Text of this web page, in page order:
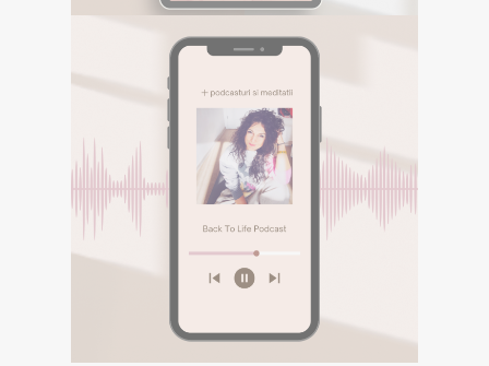
E-BOOK GRATUIT
Descarca aici eBookul gratuit care sper sa te
inspire in Calatoria ta.
PODCASTURI SI
MEDITATII
Descopera podcasturile despre
spiritualitate si meditatiile din canalul
Spotify BACK TO LIFE.
DESCOPERA